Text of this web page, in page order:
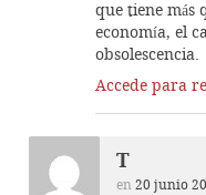
que tiene más
economía, el
obsolescencia.
Accede para
T
en 20 junio